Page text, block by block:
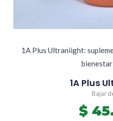
1A Plus Ultraniight:
1A Plus
Bajar
$